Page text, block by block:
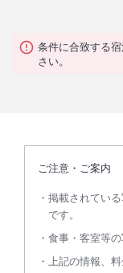
条件に合致する
さい。
ご注意・ご案内
掲載されてい
です。
食事・客室等の
上記の情報、